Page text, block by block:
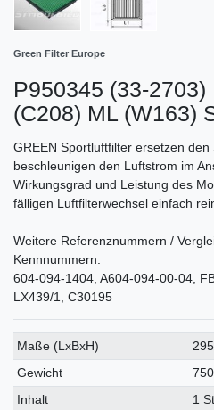
Green Filter Europe
P950345 (33-
(C208) ML (W163)
GREEN Sportluftfilter ersetzen
beschleunigen den Luftstrom im
Wirkungsgrad und Leistung des
fälligen Luftfilterwechsel einfach
Weitere Referenznummern /
Kennnummern:
604-094-1404, A604-094-00-04,
LX439/1, C30195
Technisches
Merkmal
Wert
Maße (LxBxH)
Gewicht
Inhalt
1